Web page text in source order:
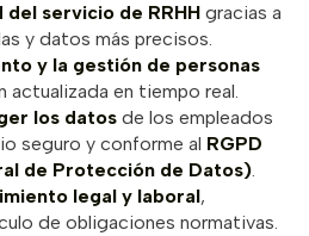
servicio de RRHHgracias a
y datos más precisos.
y la gestión de personas
actualizada en tiempo real.
los datosde los empleados
seguro y conforme al RGPD
de Protección de Datos).
legal y laboral,
de obligaciones normativas.